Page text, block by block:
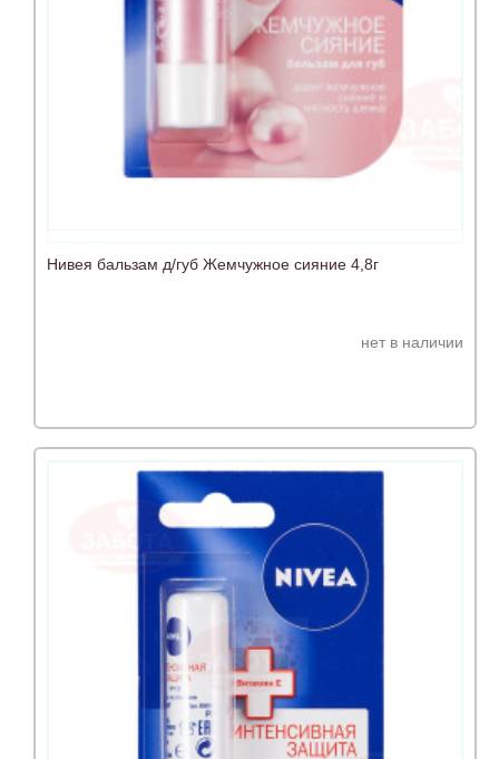
Нивея бальзам д/губ Жемчужное сияние 4,8г
нет в наличии